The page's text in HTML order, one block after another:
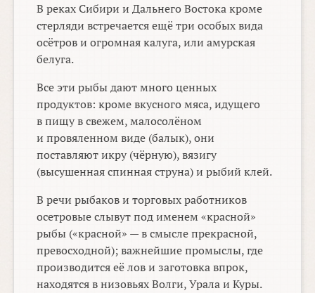
В реках Сибири и Дальнего Востока кроме
стерляди встречается ещё три особых вида
осётров и огромная калуга, или амурская
белуга.
Все эти рыбы дают много ценных
продуктов: кроме вкусного мяса, идущего
в пищу в свежем, малосолёном
и провяленном виде (балык), они
поставляют икру (чёрную), вязигу
(высушенная спинная струна) и рыбий клей.
В речи рыбаков и торговых работников
осетровые слывут под именем «красной»
рыбы («красной» — в смысле прекрасной,
превосходной); важнейшие промыслы, где
производится её лов и заготовка впрок,
находятся в низовьях Волги, Урала и Куры.